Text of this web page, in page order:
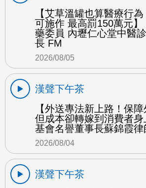
【艾草溫罐也算醫療行
可施作 最高罰150萬元】
藥委員 內壢仁心堂中醫
長 FM
2026/08/05
漢聲下午茶
【外送專法新上路！保障
但成本卻轉嫁到消費者
基會名譽董事長蘇錦霞律
2026/08/04
漢聲下午茶